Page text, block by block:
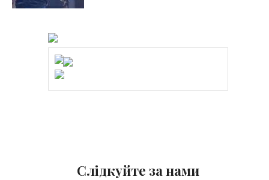
Слідкуйте за нами